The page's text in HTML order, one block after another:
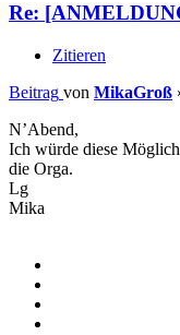
Re:
Zitieren
Beitrag von MikaGroß
N’Abend,
Ich würde diese
die Orga.
Lg
Mika